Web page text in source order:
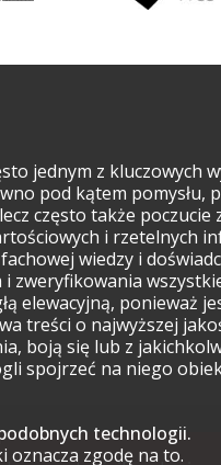
technologii.
oznacza zgodę na to.
jednym z kluczowych
pod kątem pomysłu,
często także
i rzetelnych
wiedzy i
zweryfikowania
elewacyjną, ponieważ
treści o najwyższej
boją się lub z
spojrzeć na niego